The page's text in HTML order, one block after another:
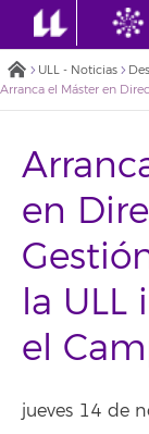
ULL - Noticias
en
la ULL
el
jueves 14 de